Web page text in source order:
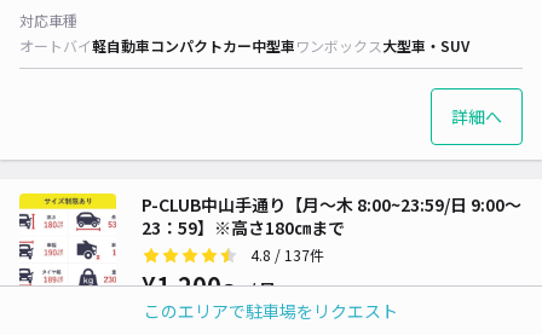
このエリアで駐車場をリクエスト
対応車種
オートバイ軽自動車コンパクトカー中型車ワンボックス大型車・SUV
詳細へ
P-CLUB中山手通り【月～木 8:00~23:59/日 9:00～
23：59】※高さ180㎝まで
4.8 / 137件
¥1,200〜/ 日
当日予約不可